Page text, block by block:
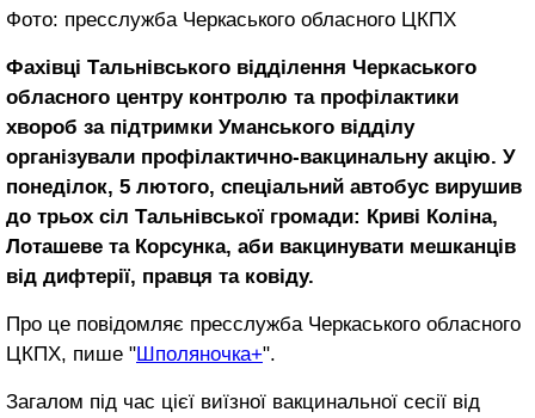
Фото: пресслужба Черкаського обласного ЦКПХ
Фахівці Тальнівського відділення Черкаського
обласного центру контролю та профілактики
хвороб за підтримки Уманського відділу
організували профілактично-вакцинальну акцію. У
понеділок, 5 лютого, спеціальний автобус вирушив
до трьох сіл Тальнівської громади: Криві Коліна,
Лоташеве та Корсунка, аби вакцинувати мешканців
від дифтерії, правця та ковіду.
Про це повідомляє пресслужба Черкаського обласного
ЦКПХ, пише "Шполяночка+".
Загалом під час цієї виїзної вакцинальної сесії від